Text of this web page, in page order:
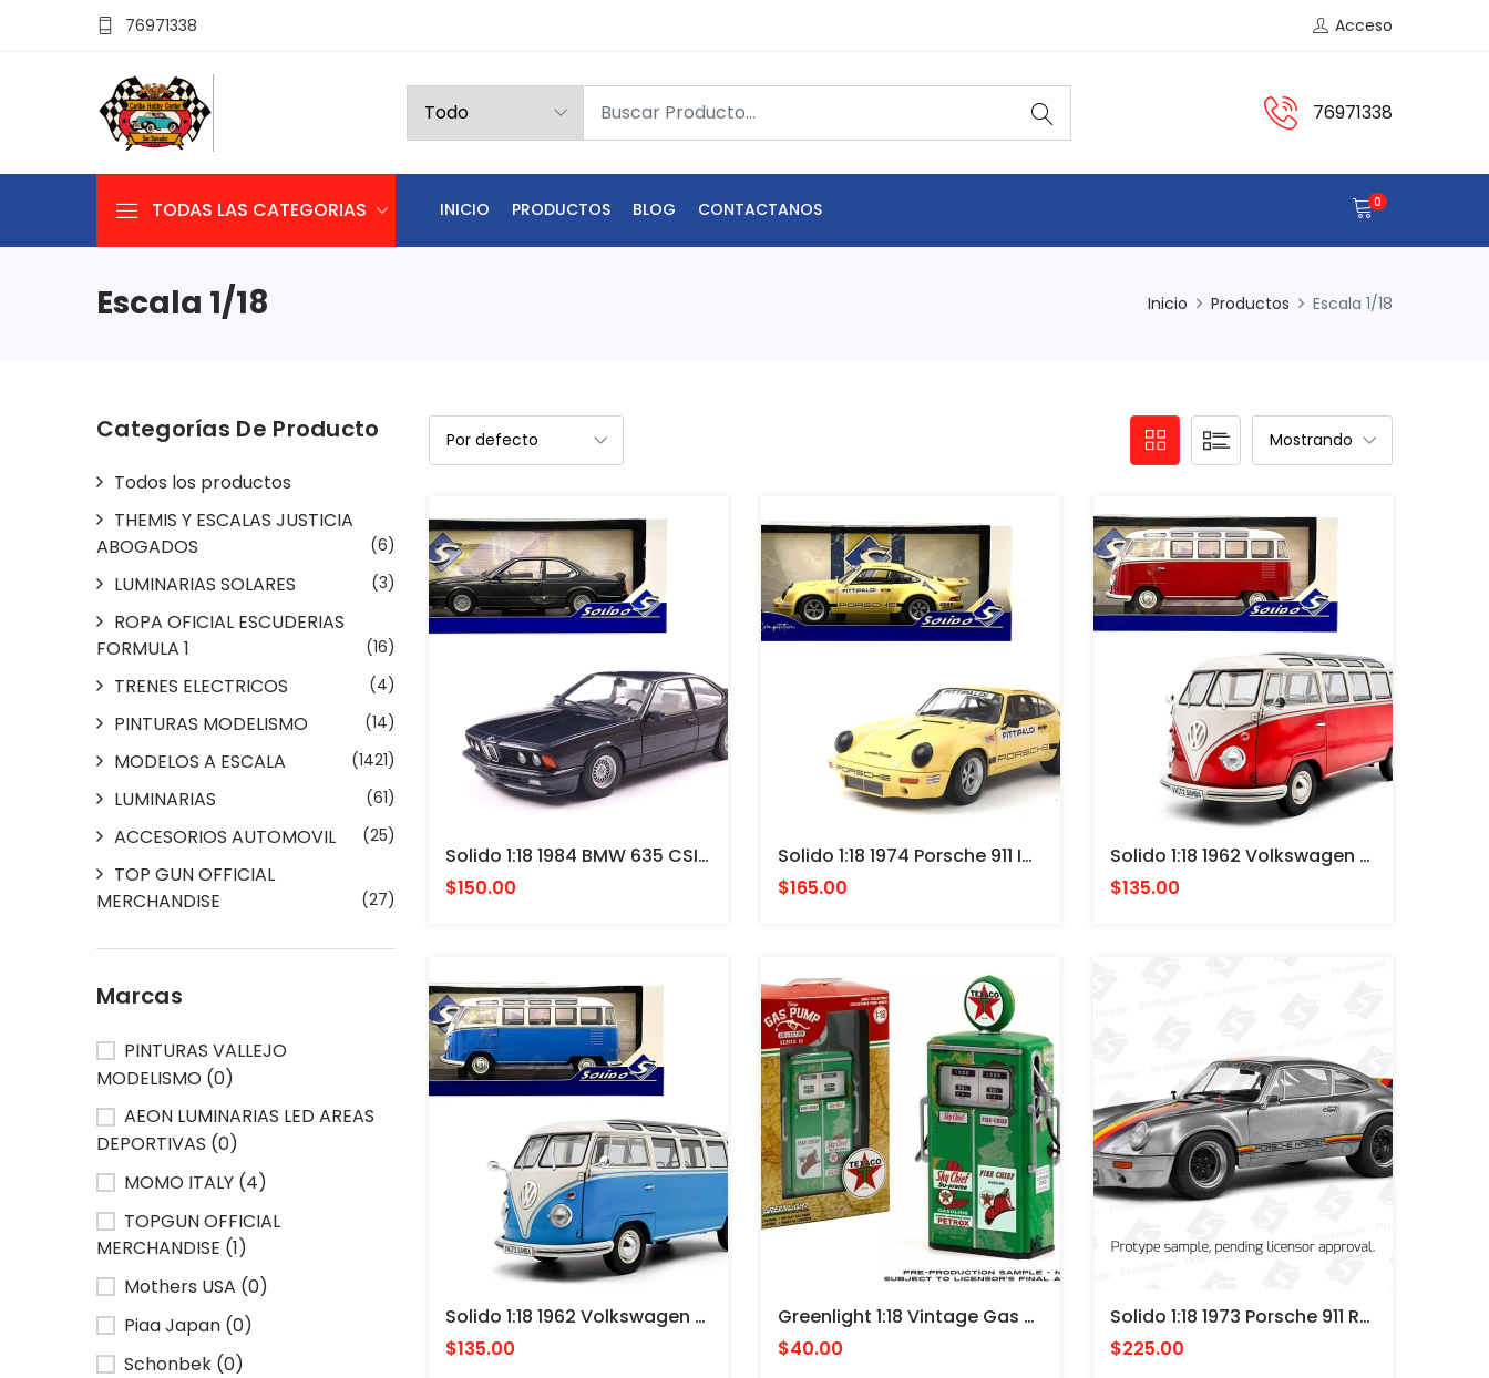
76971338 Acceso
76971338
TODAS LAS CATEGORIAS INICIO PRODUCTOS BLOG CONTACTANOS 0
Escala 1/18 Inicio Productos Escala 1/18
Solido 1:18 1984 BMW 635 CSI (E24) – Macau Blue GERMANY
$150.00
Solido 1:18 1974 Porsche 911 IROC #1 Fittipaldi – Yellow
$165.00
Solido 1:18 1962 Volkswagen T1 Samba – Red/White MICROBUS VW
$135.00
Solido 1:18 1962 Volkswagen T1 Samba – Blue/White MICROBUS VW
$135.00
Greenlight 1:18 Vintage Gas BOMBA COMBUSTIBLE– 1954 Tokheim 350 Twin Gas Pump Texaco Fire Chief Sky Chief Supreme Unrest
$40.00
Solido 1:18 1973 Porsche 911 RSR – Kremer Design – Silver With Multi-Color Stripes
$225.00
Categorías De Producto
Todos los productos
THEMIS Y ESCALAS JUSTICIA
ABOGADOS
(6)
LUMINARIAS SOLARES (3)
ROPA OFICIAL ESCUDERIAS
FORMULA 1
(16)
TRENES ELECTRICOS (4)
PINTURAS MODELISMO (14)
MODELOS A ESCALA (1421)
LUMINARIAS (61)
ACCESORIOS AUTOMOVIL (25)
TOP GUN OFFICIAL
MERCHANDISE
(27)
Marcas
PINTURAS VALLEJO
MODELISMO (0)
AEON LUMINARIAS LED AREAS
DEPORTIVAS (0)
MOMO ITALY (4)
TOPGUN OFFICIAL
MERCHANDISE (1)
Mothers USA (0)
Piaa Japan (0)
Schonbek (0)